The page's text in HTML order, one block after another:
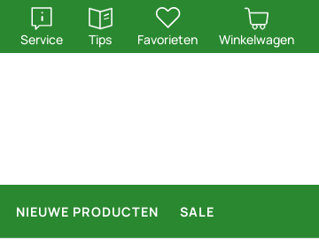
Service
openen
Tips
openen
Favorieten Winkelwagen
NIEUWE PRODUCTEN SALE